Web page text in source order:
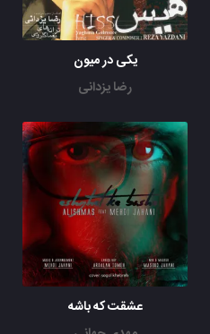
یکی در میون
رضا یزدانی
عشقت که باشه